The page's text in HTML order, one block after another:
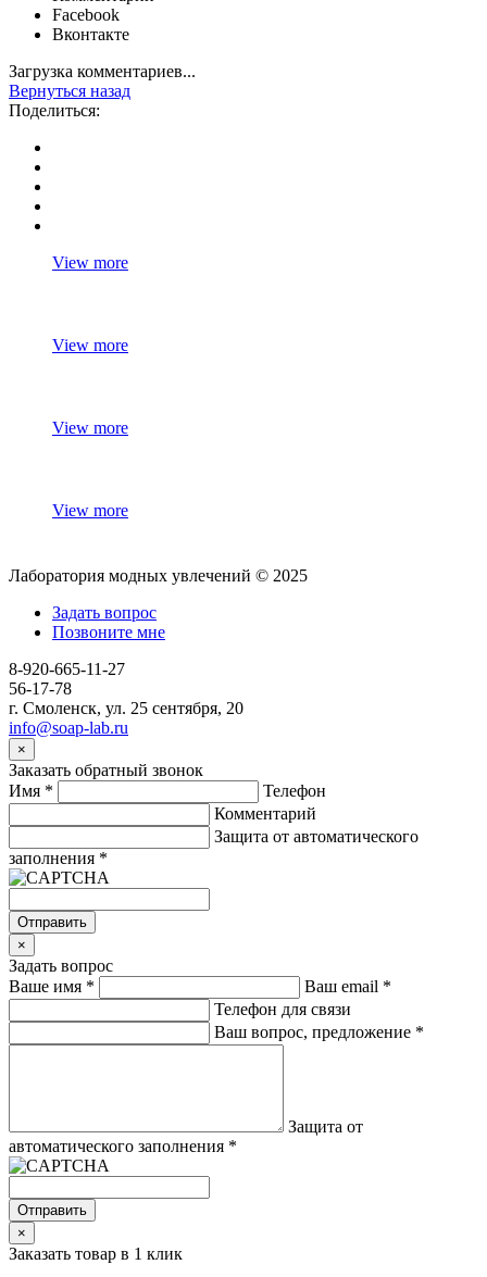
Facebook
Вконтакте
Загрузка комментариев...
Вернуться назад
Поделиться:
View more
View more
View more
View more
Лаборатория модных увлечений © 2025
Задать вопрос
Позвоните мне
8-920-665-11-27
56-17-78
г. Смоленск, ул. 25 сентября, 20
info@soap-lab.ru
×
Заказать обратный звонок
Имя *
Телефон
Комментарий
Защита от автоматического
заполнения *
Отправить
×
Задать вопрос
Ваше имя * Ваш email *
Телефон для связи
Ваш вопрос, предложение *
Защита от
автоматического заполнения *
Отправить
×
Заказать товар в 1 клик